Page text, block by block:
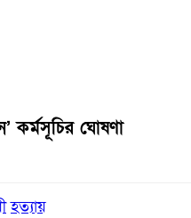
কর্মসূচির ঘোষণা
হত্যায়